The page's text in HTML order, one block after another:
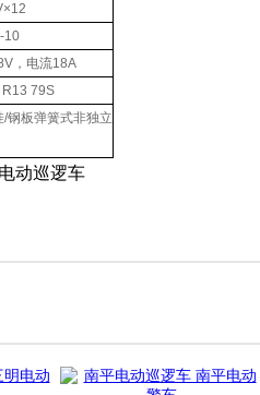
10
，电流18A
79S
钢板弹簧式非独立
动巡逻车